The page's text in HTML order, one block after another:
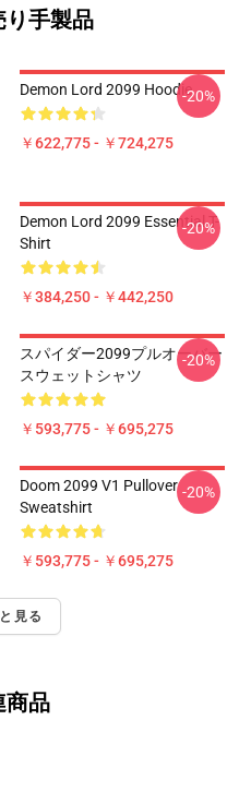
り手製品
Demon Lord 2099 Hoodie
￥622,775 - ￥724,275
-20%
Demon Lord 2099 Essential T-
Shirt
￥384,250 - ￥442,250
-20%
スパイダー2099プルオーバー
スウェットシャツ
￥593,775 - ￥695,275
-20%
Doom 2099 V1 Pullover
Sweatshirt
￥593,775 - ￥695,275
-20%
見る
商品